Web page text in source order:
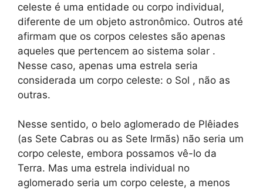
celeste é uma entidade ou corpo individual,
diferente de um objeto astronômico. Outros até
afirmam que os corpos celestes são apenas
aqueles que pertencem ao sistema solar .
Nesse caso, apenas uma estrela seria
considerada um corpo celeste: o Sol , não as
outras.
Nesse sentido, o belo aglomerado de Plêiades
(as Sete Cabras ou as Sete Irmãs) não seria um
corpo celeste, embora possamos vê-lo da
Terra. Mas uma estrela individual no
aglomerado seria um corpo celeste, a menos